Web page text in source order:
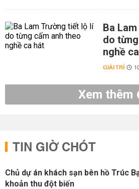
Ba
do
nghề
GIẢI TRÍ
Xem thêm
TIN GIỜ CHÓT
Chủ dự án khách sạn bên hồ Trúc
khoản thu đột biến